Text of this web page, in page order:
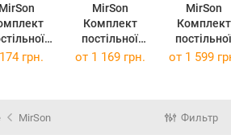
MirSon
Євро
MirSon
Комплект
постільної
білизни №15-
MirSon
Комплект
постільної
білизни №15-
Premium 2
грн. от 1 169 грн. от 1 599
MirSon Фильтр